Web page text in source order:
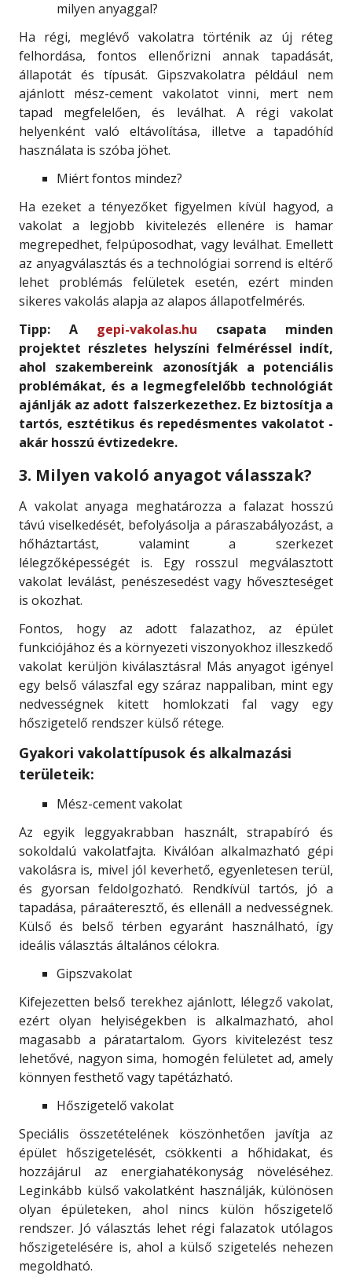
milyen anyaggal?
Ha régi, meglévő vakolatra történik az új réteg
felhordása, fontos ellenőrizni annak tapadását,
állapotát és típusát. Gipszvakolatra például nem
ajánlott mész-cement vakolatot vinni, mert nem
tapad megfelelően, és leválhat. A régi vakolat
helyenként való eltávolítása, illetve a tapadóhíd
használata is szóba jöhet.
Miért fontos mindez?
Ha ezeket a tényezőket figyelmen kívül hagyod, a
vakolat a legjobb kivitelezés ellenére is hamar
megrepedhet, felpúposodhat, vagy leválhat. Emellett
az anyagválasztás és a technológiai sorrend is eltérő
lehet problémás felületek esetén, ezért minden
sikeres vakolás alapja az alapos állapotfelmérés.
Tipp: A gepi-vakolas.hu csapata minden
projektet részletes helyszíni felméréssel indít,
ahol szakembereink azonosítják a potenciális
problémákat, és a legmegfelelőbb technológiát
ajánlják az adott falszerkezethez. Ez biztosítja a
tartós, esztétikus és repedésmentes vakolatot -
akár hosszú évtizedekre.
3. Milyen vakoló anyagot válasszak?
A vakolat anyaga meghatározza a falazat hosszú
távú viselkedését, befolyásolja a páraszabályozást, a
hőháztartást, valamint a szerkezet
lélegzőképességét is. Egy rosszul megválasztott
vakolat leválást, penészesedést vagy hőveszteséget
is okozhat.
Fontos, hogy az adott falazathoz, az épület
funkciójához és a környezeti viszonyokhoz illeszkedő
vakolat kerüljön kiválasztásra! Más anyagot igényel
egy belső válaszfal egy száraz nappaliban, mint egy
nedvességnek kitett homlokzati fal vagy egy
hőszigetelő rendszer külső rétege.
Gyakori vakolattípusok és alkalmazási
területeik:
Mész-cement vakolat
Az egyik leggyakrabban használt, strapabíró és
sokoldalú vakolatfajta. Kiválóan alkalmazható gépi
vakolásra is, mivel jól keverhető, egyenletesen terül,
és gyorsan feldolgozható. Rendkívül tartós, jó a
tapadása, páraáteresztő, és ellenáll a nedvességnek.
Külső és belső térben egyaránt használható, így
ideális választás általános célokra.
Gipszvakolat
Kifejezetten belső terekhez ajánlott, lélegző vakolat,
ezért olyan helyiségekben is alkalmazható, ahol
magasabb a páratartalom. Gyors kivitelezést tesz
lehetővé, nagyon sima, homogén felületet ad, amely
könnyen festhető vagy tapétázható.
Hőszigetelő vakolat
Speciális összetételének köszönhetően javítja az
épület hőszigetelését, csökkenti a hőhidakat, és
hozzájárul az energiahatékonyság növeléséhez.
Leginkább külső vakolatként használják, különösen
olyan épületeken, ahol nincs külön hőszigetelő
rendszer. Jó választás lehet régi falazatok utólagos
hőszigetelésére is, ahol a külső szigetelés nehezen
megoldható.